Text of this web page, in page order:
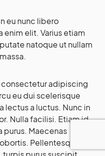
eu nunc libero
enim elit. Varius etiam
natoque ut nullam
adipiscing
eu dui scelerisque
lectus a luctus. Nunc in
Nulla facilisi. Etiam id
Maecenas
Pellentesque